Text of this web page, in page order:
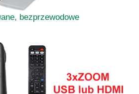
bezprzewodowe